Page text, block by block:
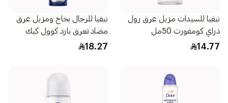
نيفيا للسيدات مزيل عرق رول
دراي كومفورت 50مل
14.77
نيفيا للرجال بخاخ ومزيل عرق
مضاد تعرق بارد كوول كيك
المنعش 150مل
18.27